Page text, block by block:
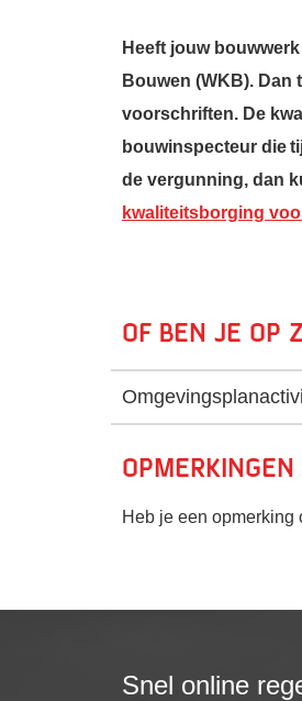
Heeft jouw
Bouwen (WKB).
voorschriften. De
bouwinspecteur die
de vergunning, dan
kwaliteitsborging
Of ben je op
Heb je een opmerking
Snel online